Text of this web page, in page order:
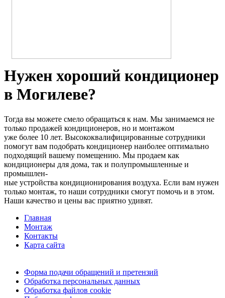
Нужен хороший кондиционер
в Могилеве?
Тогда вы можете смело обращаться к нам. Мы занимаемся не
только продажей кондиционеров, но и монтажом
уже более 10 лет. Высококвалифицированные сотрудники
помогут вам подобрать кондиционер наиболее оптимально
подходящий вашему помещению. Мы продаем как
кондиционеры для дома, так и полупромышленные и
промышлен-
ные устройства кондиционирования воздуха. Если вам нужен
только монтаж, то наши сотрудники смогут помочь и в этом.
Наши качество и цены вас приятно удивят.
Главная
Монтаж
Контакты
Карта сайта
Форма подачи обращений и претензий
Обработка персональных данных
Обработка файлов cookie